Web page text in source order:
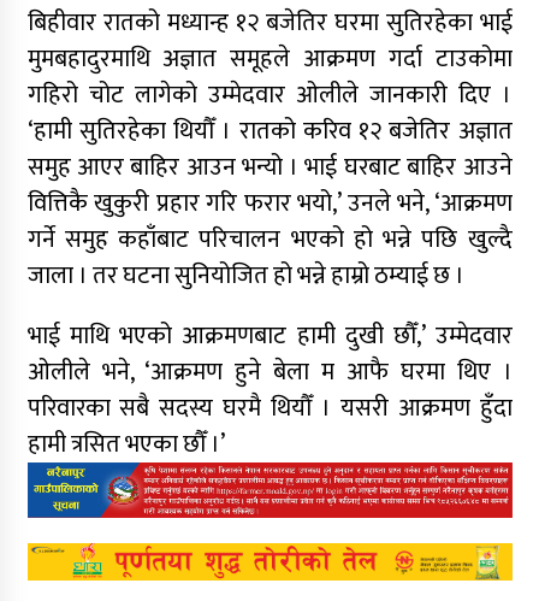
बिहीवार रातको मध्यान्ह १२ बजेतिर घरमा सुतिरहेका भाई
मुमबहादुरमाथि अज्ञात समूहले आक्रमण गर्दा टाउकोमा
गहिरो चोट लागेको उम्मेदवार ओलीले जानकारी दिए ।
‘हामी सुतिरहेका थियौँ । रातको करिव १२ बजेतिर अज्ञात
समुह आएर बाहिर आउन भन्यो । भाई घरबाट बाहिर आउने
वित्तिकै खुकुरी प्रहार गरि फरार भयो,’ उनले भने, ‘आक्रमण
गर्ने समुह कहाँबाट परिचालन भएको हो भन्ने पछि खुल्दै
जाला । तर घटना सुनियोजित हो भन्ने हाम्रो ठम्याई छ ।
भाई माथि भएको आक्रमणबाट हामी दुखी छौँ,’ उम्मेदवार
ओलीले भने, ‘आक्रमण हुने बेला म आफै घरमा थिए ।
परिवारका सबै सदस्य घरमै थियौँ । यसरी आक्रमण हुँदा
हामी त्रसित भएका छौँ ।’